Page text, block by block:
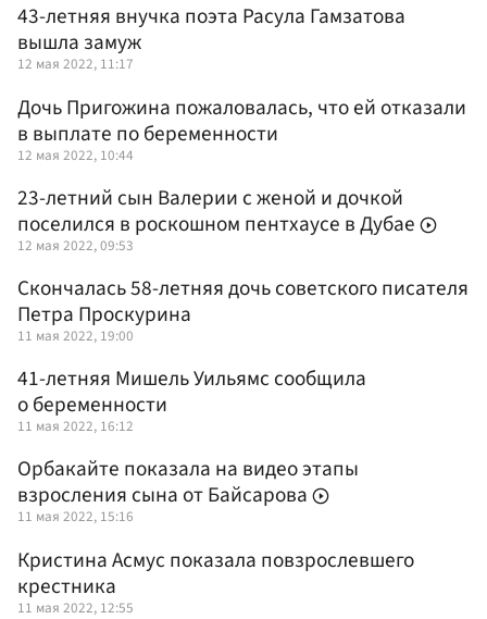
43-летняя внучка поэта Расула Гамзатова
вышла замуж
12 мая 2022, 11:17
Дочь Пригожина пожаловалась, что ей отказали
в выплате по беременности
12 мая 2022, 10:44
23-летний сын Валерии с женой и дочкой
поселился в роскошном пентхаусе в Дубае
12 мая 2022, 09:53
Скончалась 58-летняя дочь советского писателя
Петра Проскурина
11 мая 2022, 19:00
41-летняя Мишель Уильямс сообщила
о беременности
11 мая 2022, 16:12
Орбакайте показала на видео этапы
взросления сына от Байсарова
11 мая 2022, 15:16
Кристина Асмус показала повзрослевшего
крестника
11 мая 2022, 12:55